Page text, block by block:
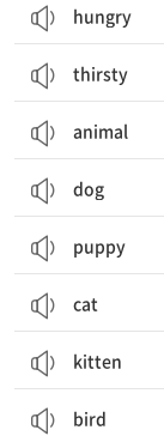
hungry
thirsty
animal
dog
puppy
cat
kitten
bird